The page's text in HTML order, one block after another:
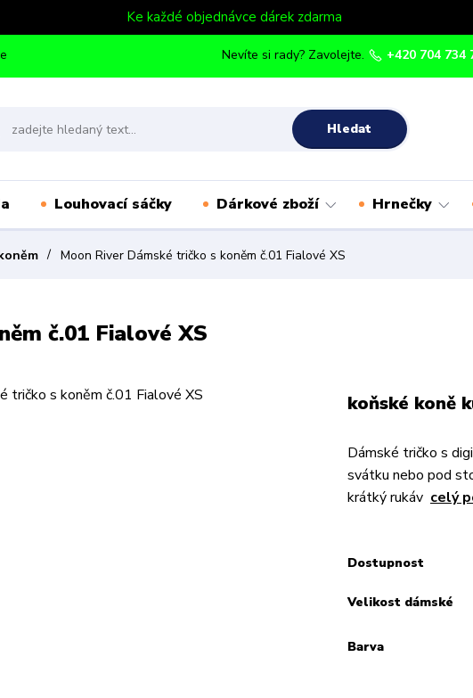
Ke každé objednávce dárek zdarma
Hledat
Nevíte si rady? Zavolejte. +420 704 734
Louhovací sáčky Dárkové zboží Hrnečky
Moon River Dámské tričko s koněm č.01 Fialové XS
č.01 Fialové XS
koňské koně
Dámské tričko s
svátku nebo pod
krátký rukáv celý
Dostupnost
Velikost dámské
Barva